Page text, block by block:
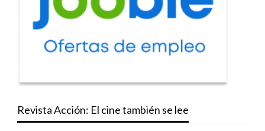
Revista Acción: El cine también se lee